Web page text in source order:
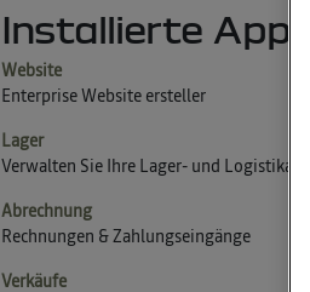
Installierte Apps
Website
Enterprise Website ersteller
Lager
Verwalten Sie Ihre Lager- und
Abrechnung
Rechnungen & Zahlungseingänge
Verkäufe